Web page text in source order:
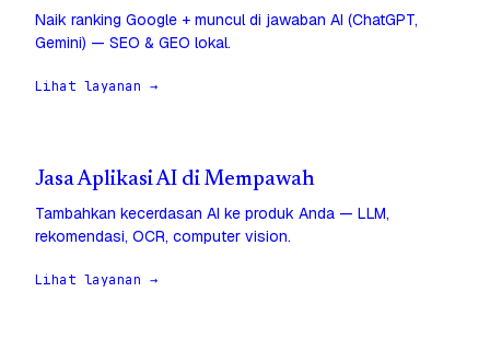
Naik ranking Google + muncul di jawaban AI (ChatGPT,
Gemini) — SEO & GEO lokal.
Lihat layanan →
Jasa Aplikasi AI di Mempawah
Tambahkan kecerdasan AI ke produk Anda — LLM,
rekomendasi, OCR, computer vision.
Lihat layanan →